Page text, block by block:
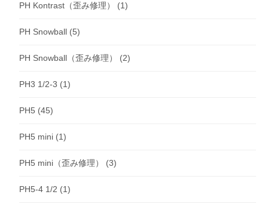
PH Kontrast（歪み修理） (1)
PH Snowball (5)
PH Snowball（歪み修理） (2)
PH3 1/2-3 (1)
PH5 (45)
PH5 mini (1)
PH5 mini（歪み修理） (3)
PH5-4 1/2 (1)